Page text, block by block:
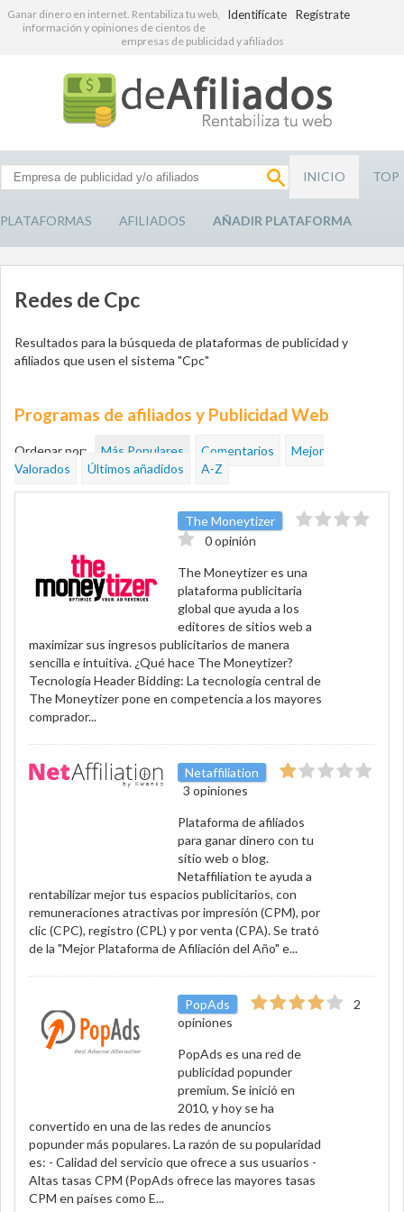
Identifícate Regístrate
Ganar dinero en internet. Rentabiliza tu web,
información y opiniones de cientos de
empresas de publicidad y afiliados
INICIO TOP
PLATAFORMAS AFILIADOS AÑADIR PLATAFORMA
Redes de Cpc
Resultados para la búsqueda de plataformas de publicidad y
afiliados que usen el sistema "Cpc"
Programas de afiliados y Publicidad Web
Ordenar por: Más Populares Comentarios
Mejor
Valorados
Últimos añadidos A-Z
The Moneytizer
0 opinión
The Moneytizer es una
plataforma publicitaria
global que ayuda a los
editores de sitios web a
maximizar sus ingresos publicitarios de manera
sencilla e intuitiva. ¿Qué hace The Moneytizer?
Tecnología Header Bidding: La tecnología central de
The Moneytizer pone en competencia a los mayores
comprador...
Netaffiliation
3 opiniones
Plataforma de afiliados
para ganar dinero con tu
sitio web o blog.
Netaffiliation te ayuda a
rentabilizar mejor tus espacios publicitarios, con
remuneraciones atractivas por impresión (CPM), por
clic (CPC), registro (CPL) y por venta (CPA). Se trató
de la "Mejor Plataforma de Afiliación del Año" e...
PopAds
2
opiniones
PopAds es una red de
publicidad popunder
premium. Se inició en
2010, y hoy se ha
convertido en una de las redes de anuncios
popunder más populares. La razón de su popularidad
es: - Calidad del servicio que ofrece a sus usuarios -
Altas tasas CPM (PopAds ofrece las mayores tasas
CPM en países como E...